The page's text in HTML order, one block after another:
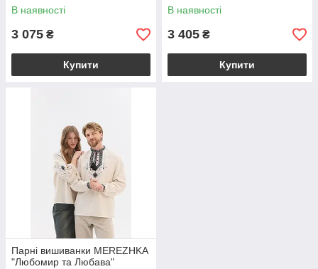
В наявності
3 075 ₴
Купити
В наявності
3 405 ₴
Купити
Парні вишиванки MEREZHKA
"Любомир та Любава"